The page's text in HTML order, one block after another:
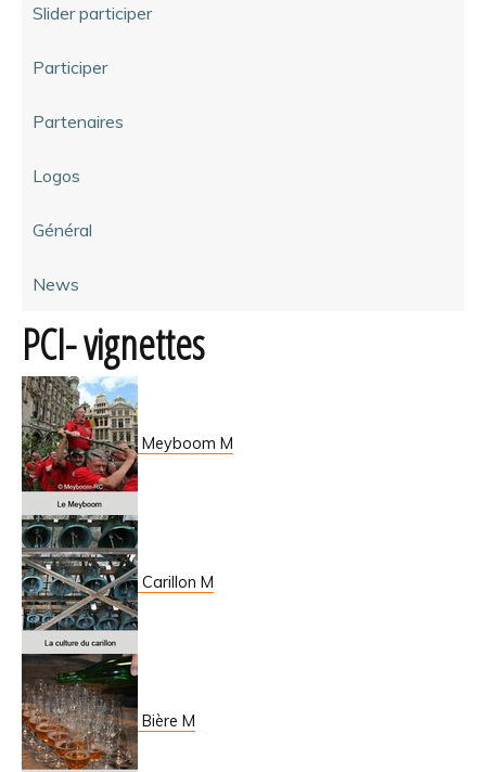
Slider participer
Participer
Partenaires
Logos
Général
News
PCI- vignettes
Meyboom M
Carillon M
Bière M